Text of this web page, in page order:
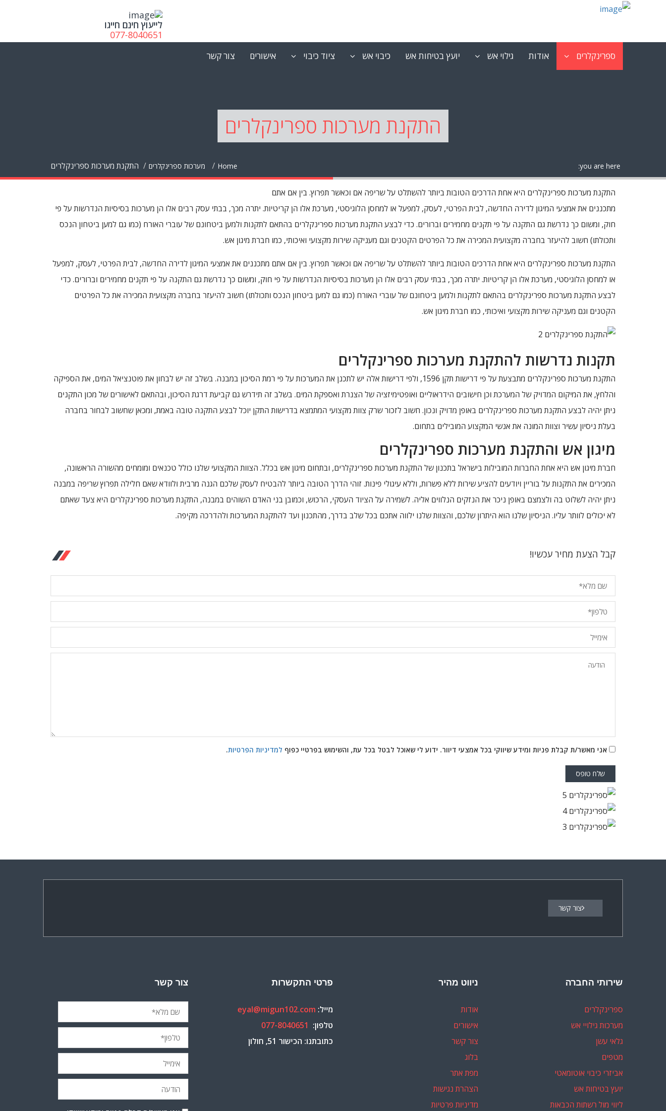
לייעוץ חינם חייגו
077-8040651
ספרינקלרים אודות גילוי אש יועץ בטיחות אש כיבוי אש ציוד כיבוי אישורים צור קשר
התקנת מערכות ספרינקלרים
you are here:
Home מערכות ספרינקלרים התקנת מערכות ספרינקלרים
התקנת מערכות ספרינקלרים היא אחת הדרכים הטובות ביותר להשתלט על שריפה אם וכאשר תפרוץ. בין אם אתם
מתכננים את אמצעי המיגון לדירה החדשה, לבית הפרטי, לעסק, למפעל או למחסן הלוגיסטי, מערכת אלו הן קריטיות. יתרה מכך, בבתי עסק רבים אלו הן מערכות בסיסיות הנדרשות על פי
חוק, ומשום כך נדרשת גם התקנה על פי תקנים מחמירים וברורים. כדי לבצע התקנת מערכות ספרינקלרים בהתאם לתקנות ולמען ביטחונם של עוברי האורח (כמו גם למען ביטחון הנכס
ותכולתו) חשוב להיעזר בחברה מקצועית המכירה את כל הפרטים הקטנים וגם מעניקה שירות מקצועי ואיכותי, כמו חברת מיגון אש.
התקנת מערכות ספרינקלרים היא אחת הדרכים הטובות ביותר להשתלט על שריפה אם וכאשר תפרוץ. בין אם אתם מתכננים את אמצעי המיגון לדירה החדשה, לבית הפרטי, לעסק, למפעל
או למחסן הלוגיסטי, מערכת אלו הן קריטיות. יתרה מכך, בבתי עסק רבים אלו הן מערכות בסיסיות הנדרשות על פי חוק, ומשום כך נדרשת גם התקנה על פי תקנים מחמירים וברורים. כדי
לבצע התקנת מערכות ספרינקלרים בהתאם לתקנות ולמען ביטחונם של עוברי האורח (כמו גם למען ביטחון הנכס ותכולתו) חשוב להיעזר בחברה מקצועית המכירה את כל הפרטים
הקטנים וגם מעניקה שירות מקצועי ואיכותי, כמו חברת מיגון אש.
תקנות נדרשות להתקנת מערכות ספרינקלרים
התקנת מערכות ספרינקלרים מתבצעת על פי דרישות תקן 1596, ולפי דרישות אלה יש לתכנן את המערכות על פי רמת הסיכון במבנה. בשלב זה יש לבחון את פוטנציאל המים, את הספיקה
והלחץ, את המיקום המדויק של המערכת וכן חישובים הידראוליים ואופטימיזציה של הצנרת ואספקת המים. בשלב זה תידרש גם קביעת דרגת הסיכון, ובהתאם לאישורים של מכון התקנים
ניתן יהיה לבצע התקנת מערכות ספרינקלרים באופן מדויק ונכון. חשוב לזכור שרק צוות מקצועי המתמצא בדרישות התקן יוכל לבצע התקנה טובה באמת, ומכאן שחשוב לבחור בחברה
בעלת ניסיון עשיר וצוות המונה את אנשי המקצוע המובילים בתחום.
מיגון אש והתקנת מערכות ספרינקלרים
חברת מיגון אש היא אחת החברות המובילות בישראל בתכנון של התקנת מערכות ספרינקלרים, ובתחום מיגון אש בכלל. הצוות המקצועי שלנו כולל טכנאים ומומחים מהשורה הראשונה,
המכירים את התקנות על בוריין ויודעים להציע שירות ללא פשרות, וללא עיגולי פינות. זוהי הדרך הטובה ביותר להבטיח לעסק שלכם הגנה מרבית ולוודא שאם חלילה תפרוץ שריפה במבנה
ניתן יהיה לשלוט בה ולצמצם באופן ניכר את הנזקים הנלווים אליה. לשמירה על הציוד העסקי, הרכוש, וכמובן בני האדם השוהים במבנה, התקנת מערכות ספרינקלרים היא צעד שאתם
לא יכולים לוותר עליו. הניסיון שלנו הוא היתרון שלכם, והצוות שלנו ילווה אתכם בכל שלב בדרך, מהתכנון ועד להתקנת המערכות ולהדרכה מקיפה.
קבל הצעת מחיר עכשיו!
אני מאשר/ת קבלת פניות ומידע שיווקי בכל אמצעי דיוור. ידוע לי שאוכל לבטל בכל עת, והשימוש בפרטיי כפוף למדיניות הפרטיות.
צור קשר
צור קשר פרטי התקשרות
מייל: eyal@migun102.com
טלפון: 077-8040651
כתובתנו: הכישור 51, חולון
ניווט מהיר
אודות
אישורים
צור קשר
בלוג
מפת אתר
הצהרת נגישות
מדיניות פרטיות
שירותי החברה
ספרינקלרים
מערכות גילויי אש
גלאי עשן
מטפים
אביזרי כיבוי אוטומאטי
יועץ בטיחות אש
ליווי מול רשתות הכבאות